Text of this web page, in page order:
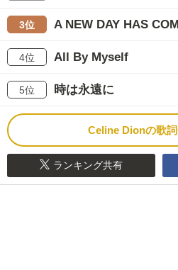
3位 A NEW DAY HAS
4位 All By Myself
5位 時は永遠に
Celine Dionの歌
ランキング共有